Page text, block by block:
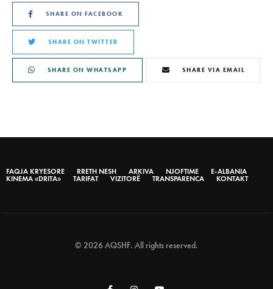
SHARE ON FACEBOOK
SHARE ON TWITTER
SHARE ON WHATSAPP SHARE VIA EMAIL
FAQJA KRYESORE RRETH NESH ARKIVA NJOFTIME
E-ALBANIA
KINEMA «DRITA»
TARIFAT VIZITORË TRANSPARENCA KONTAKT
© 2026 AQSHF. All rights reserved.